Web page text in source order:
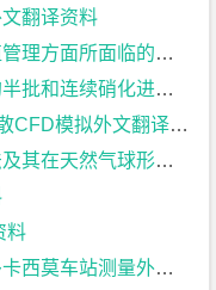
翻译资料
临的障碍外文翻译资料
行建模和优化外文翻译资料
模拟外文翻译资料
安全评价中的应用外文翻译资料
料
站测量外文翻译资料